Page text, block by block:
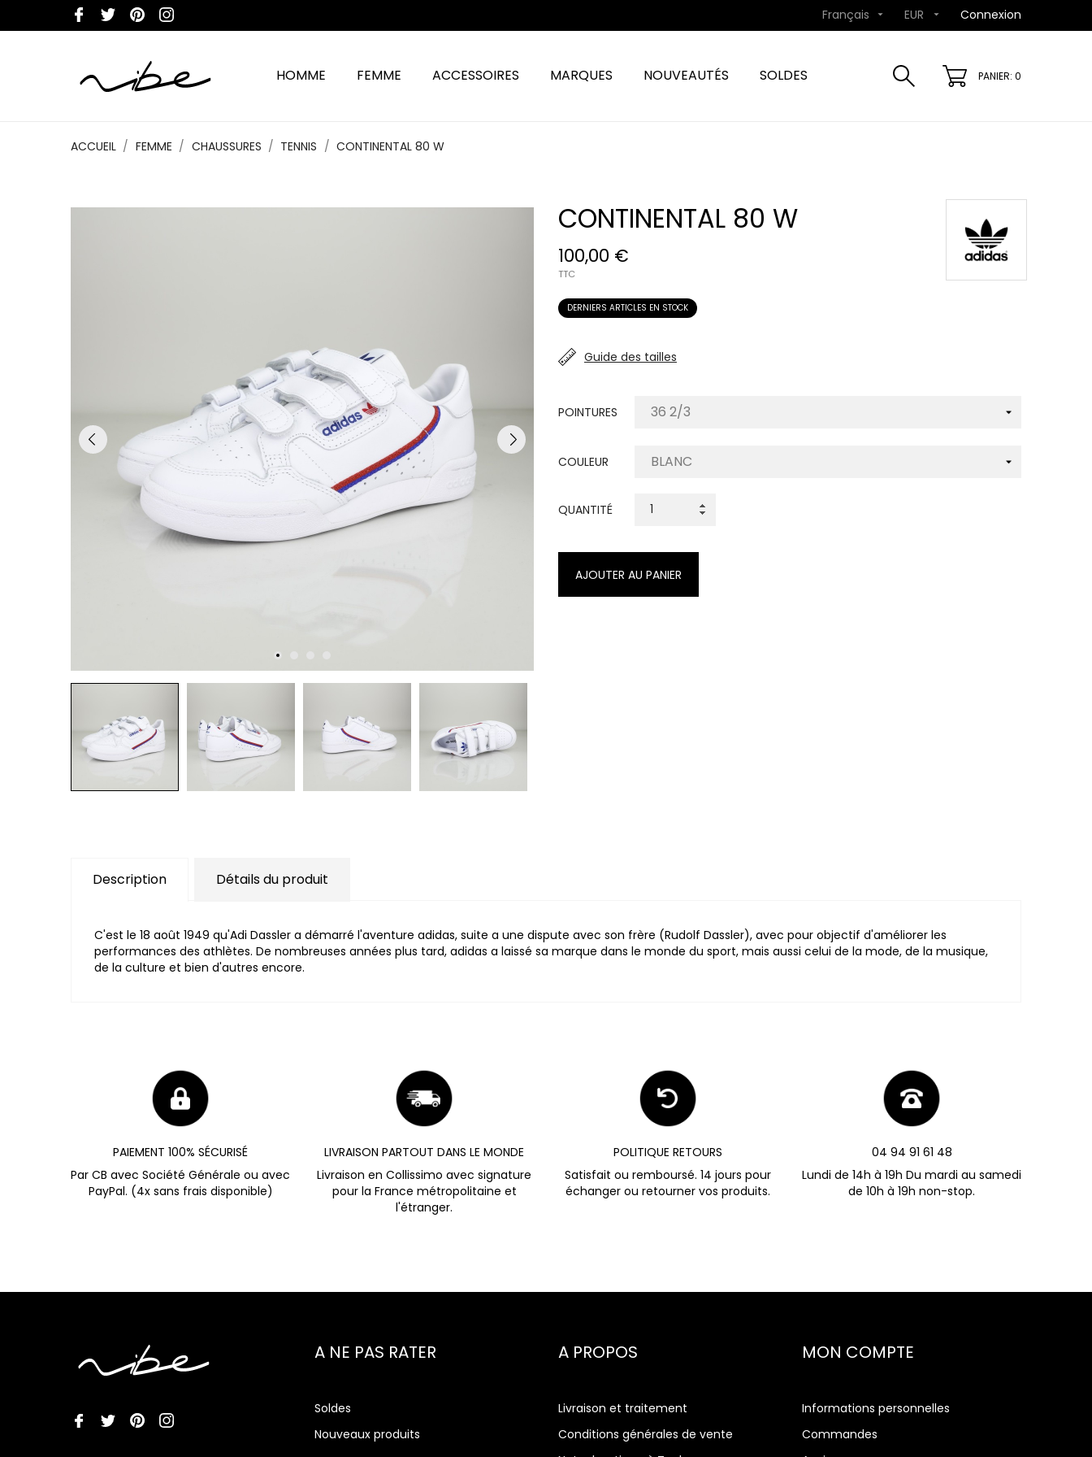
Français  EUR  Connexion
HOMME FEMME ACCESSOIRES MARQUES NOUVEAUTÉS SOLDES PANIER: 0
ACCUEIL FEMME CHAUSSURES TENNIS CONTINENTAL 80 W
CONTINENTAL 80 W
100,00 €
TTC
DERNIERS ARTICLES EN STOCK
Guide des tailles
POINTURES
COULEUR
QUANTITÉ
AJOUTER AU PANIER
Description Détails du produit
C'est le 18 août 1949 qu'Adi Dassler a démarré l'aventure adidas, suite a une dispute avec son frère (Rudolf Dassler), avec pour objectif d'améliorer les
performances des athlètes. De nombreuses années plus tard, adidas a laissé sa marque dans le monde du sport, mais aussi celui de la mode, de la musique,
de la culture et bien d'autres encore.
PAIEMENT 100% SÉCURISÉ
Par CB avec Société Générale ou avec
PayPal. (4x sans frais disponible)
LIVRAISON PARTOUT DANS LE MONDE
Livraison en Collissimo avec signature
pour la France métropolitaine et
l'étranger.
POLITIQUE RETOURS
Satisfait ou remboursé. 14 jours pour
échanger ou retourner vos produits.
04 94 91 61 48
Lundi de 14h à 19h Du mardi au samedi
de 10h à 19h non-stop.
A NE PAS RATER
Soldes
Nouveaux produits
A PROPOS
Livraison et traitement
Conditions générales de vente
MON COMPTE
Informations personnelles
Commandes